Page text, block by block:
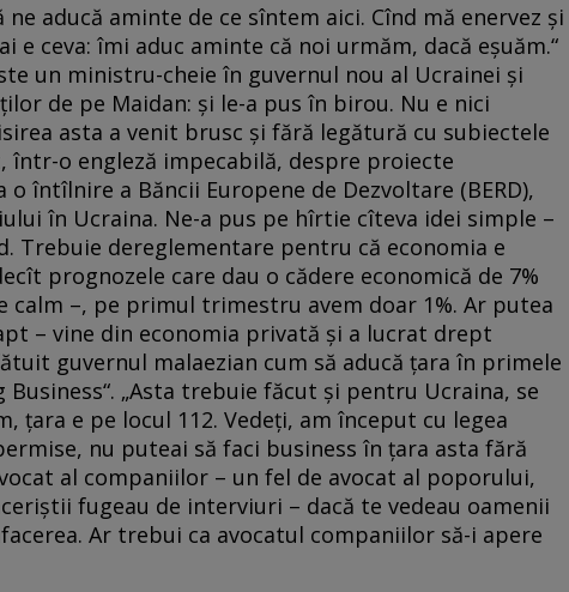
aducă aminte de ce sîntem aici. Cînd mă enervez şi
e ceva: îmi aduc aminte că noi urmăm, dacă eşuăm.“
un ministru-cheie în guvernul nou al Ucrainei şi
de pe Maidan: şi le-a pus în birou. Nu e nici
asta a venit brusc şi fără legătură cu subiectele
într-o engleză impecabilă, despre proiecte
o întîlnire a Băncii Europene de Dezvoltare (BERD),
în Ucraina. Ne-a pus pe hîrtie cîteva idei simple –
Trebuie dereglementare pentru că economia e
prognozele care dau o cădere economică de 7%
calm –, pe primul trimestru avem doar 1%. Ar putea
– vine din economia privată şi a lucrat drept
guvernul malaezian cum să aducă ţara în primele
„Asta trebuie făcut şi pentru Ucraina, se
ţara e pe locul 112. Vedeţi, am început cu legea
nu puteai să faci business în ţara asta fără
al companiilor – un fel de avocat al poporului,
fugeau de interviuri – dacă te vedeau oamenii
Ar trebui ca avocatul companiilor să-i apere